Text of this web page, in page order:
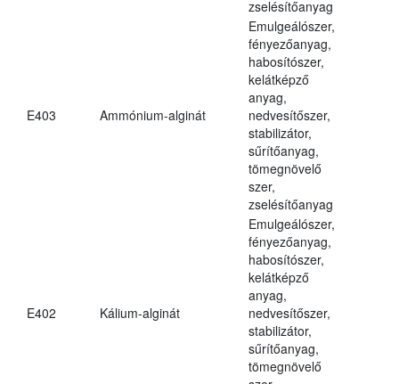
zselésítőanyag
E403 Ammónium-alginát
Emulgeálószer,
fényezőanyag,
habosítószer,
kelátképző
anyag,
nedvesítőszer,
stabilizátor,
sűrítőanyag,
tömegnövelő
szer,
zselésítőanyag
E402 Kálium-alginát
Emulgeálószer,
fényezőanyag,
habosítószer,
kelátképző
anyag,
nedvesítőszer,
stabilizátor,
sűrítőanyag,
tömegnövelő